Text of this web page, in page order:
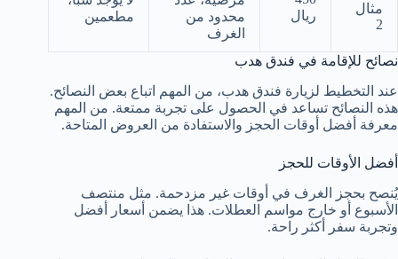
مثال
2
ريال
محدود من
الغرف
مطعمين
نصائح للإقامة في فندق هدب
عند التخطيط لزيارة فندق هدب، من المهم اتباع بعض النصائح.
هذه النصائح تساعد في الحصول على تجربة ممتعة. من المهم
معرفة أفضل أوقات الحجز والاستفادة من العروض المتاحة.
أفضل الأوقات للحجز
يُنصح بحجز الغرف في أوقات غير مزدحمة. مثل منتصف
الأسبوع أو خارج مواسم العطلات. هذا يضمن أسعار أفضل
وتجربة سفر أكثر راحة.